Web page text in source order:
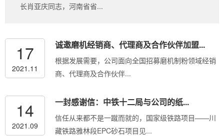
长肖亚庆同志，河南省省...
17
2021.11
诚邀磨机经销商、代理商及合作伙伴加盟...
根据发展需要，公司面向全国招募磨机制粉领域经销
商、代理商及合作伙伴...
14
2021.09
一封感谢信：中铁十二局与公司的纸...
信任从来都不是一蹴而就的，国家级铁路项目——川
藏铁路雅林段EPC砂石项目见...